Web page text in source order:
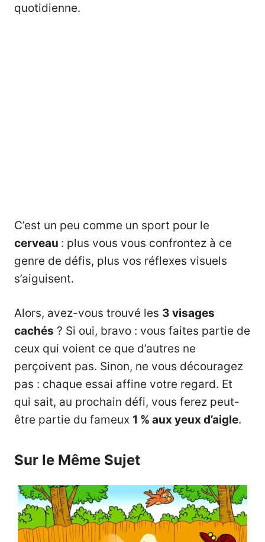
quotidienne.
C’est un peu comme un sport pour le
cerveau : plus vous vous confrontez à ce
genre de défis, plus vos réflexes visuels
s’aiguisent.
Alors, avez-vous trouvé les 3 visages
cachés ? Si oui, bravo : vous faites partie de
ceux qui voient ce que d’autres ne
perçoivent pas. Sinon, ne vous découragez
pas : chaque essai affine votre regard. Et
qui sait, au prochain défi, vous ferez peut-
être partie du fameux 1 % aux yeux d’aigle.
Sur le Même Sujet